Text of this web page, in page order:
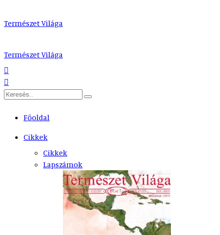
Természet Világa
Természet Világa
Főoldal
Cikkek
Cikkek
Lapszámok